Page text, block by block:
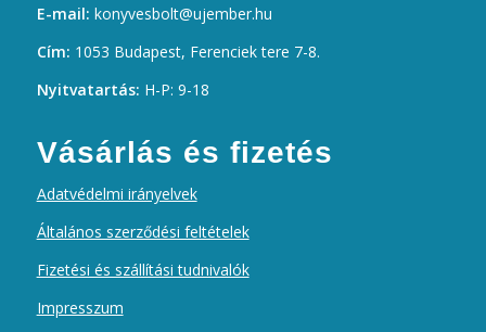
E-mail: konyvesbolt@ujember.hu
Cím: 1053 Budapest, Ferenciek tere 7-8.
Nyitvatartás: H-P: 9-18
Vásárlás és fizetés
Adatvédelmi irányelvek
Általános szerződési feltételek
Fizetési és szállítási tudnivalók
Impresszum